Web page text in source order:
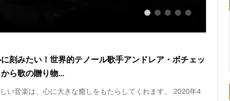
1 2 3 4 5
刻みたい！世界的テノール歌手アンドレア・ボチェッ
から歌の贈り物...
い音楽は、心に大きな癒しをもたらしてくれます。 2020年4